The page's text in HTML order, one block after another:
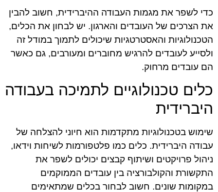
כדי לשפר את מגמות העבודה ההיברידית, חשוב להבין
את הצרכים של העובדים והארגון. יש לבחון את הכלים,
הטכנולוגיות והאסטרטגיות שיכולים לתמוך במודל זה
ולסייע לעובדים להרגיש מחוברים ומעורבים, גם כאשר
הם עובדים מרחוק.
כלים טכנולוגיים לתמיכה בעבודה
היברידית
שימוש בטכנולוגיות מתקדמות הוא חיוני להצלחה של
עבודה היברידית. כלים כמו פלטפורמות לשיחות וידאו,
ניהול פרויקטים ושיתוף קבצים יכולים לשפר את
התקשורת והקולבורציה בין עובדים הממוקמים
במקומות שונים. חשוב לבחור בכלים שמתאימים